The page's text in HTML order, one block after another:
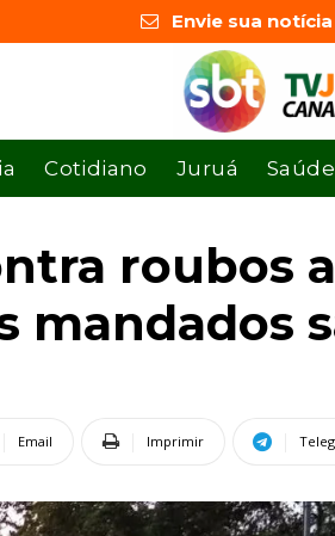
Envie sua notícia
Cotidiano Juruá Saúde
roubos
mandados
Email Imprimir